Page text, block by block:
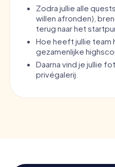
Zodra jullie alle
willen afronden),
terug naar het
Hoe heeft jullie team
gezamenlijke
Daarna vind je jullie
privégalerij.